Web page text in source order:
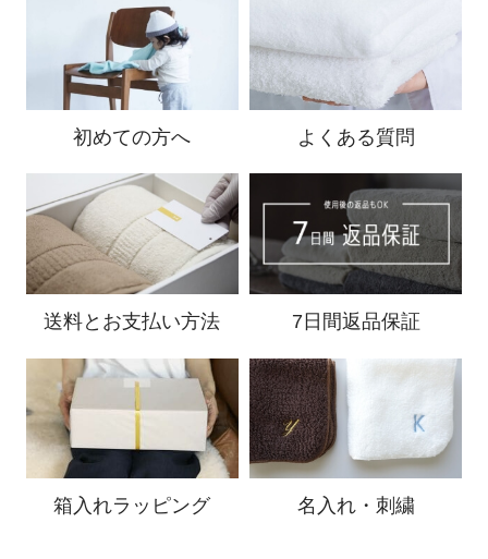
初めての方へ よくある質問
送料と お支払い方法 7日間返品保証
箱入れラッピング 名入れ・刺繍